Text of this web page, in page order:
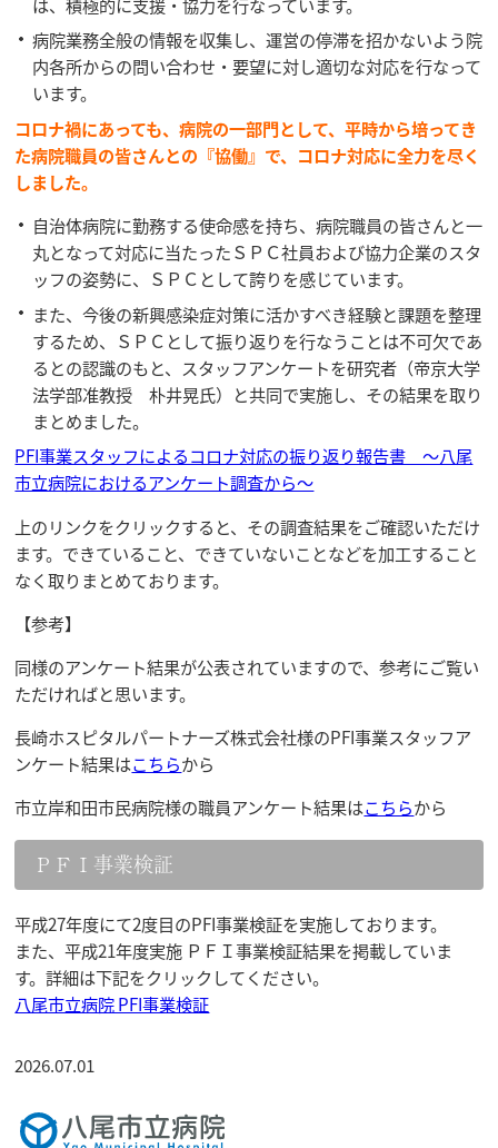
病院業務全般の情報を収集し、運営の停滞を招かないよう院
内各所からの問い合わせ・要望に対し適切な対応を行なって
います。
コロナ禍にあっても、病院の一部門として、平時から培ってき
た病院職員の皆さんとの『協働』で、コロナ対応に全力を尽く
しました。
自治体病院に勤務する使命感を持ち、病院職員の皆さんと一
丸となって対応に当たったＳＰＣ社員および協力企業のスタ
ッフの姿勢に、ＳＰＣとして誇りを感じています。
また、今後の新興感染症対策に活かすべき経験と課題を整理
するため、ＳＰＣとして振り返りを行なうことは不可欠であ
るとの認識のもと、スタッフアンケートを研究者（帝京大学
法学部准教授 朴井晃氏）と共同で実施し、その結果を取り
まとめました。
PFI事業スタッフによるコロナ対応の振り返り報告書 ～八尾
市立病院におけるアンケート調査から～
上のリンクをクリックすると、その調査結果をご確認いただけ
ます。できていること、できていないことなどを加工すること
なく取りまとめております。
【参考】
同様のアンケート結果が公表されていますので、参考にご覧い
ただければと思います。
長崎ホスピタルパートナーズ株式会社様のPFI事業スタッフア
ンケート結果はこちらから
市立岸和田市民病院様の職員アンケート結果はこちらから
ＰＦＩ事業検証
平成27年度にて2度目のPFI事業検証を実施しております。
また、平成21年度実施 ＰＦＩ事業検証結果を掲載していま
す。詳細は下記をクリックしてください。
八尾市立病院 PFI事業検証
2026.07.01